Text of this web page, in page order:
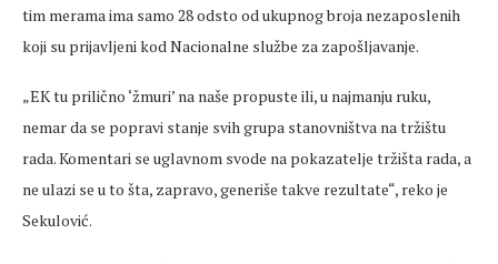
tim merama ima samo 28 odsto od ukupnog broja nezaposlenih
koji su prijavljeni kod Nacionalne službe za zapošljavanje.
„EK tu prilično ‘žmuri’ na naše propuste ili, u najmanju ruku,
nemar da se popravi stanje svih grupa stanovništva na tržištu
rada. Komentari se uglavnom svode na pokazatelje tržišta rada, a
ne ulazi se u to šta, zapravo, generiše takve rezultate“, reko je
Sekulović.